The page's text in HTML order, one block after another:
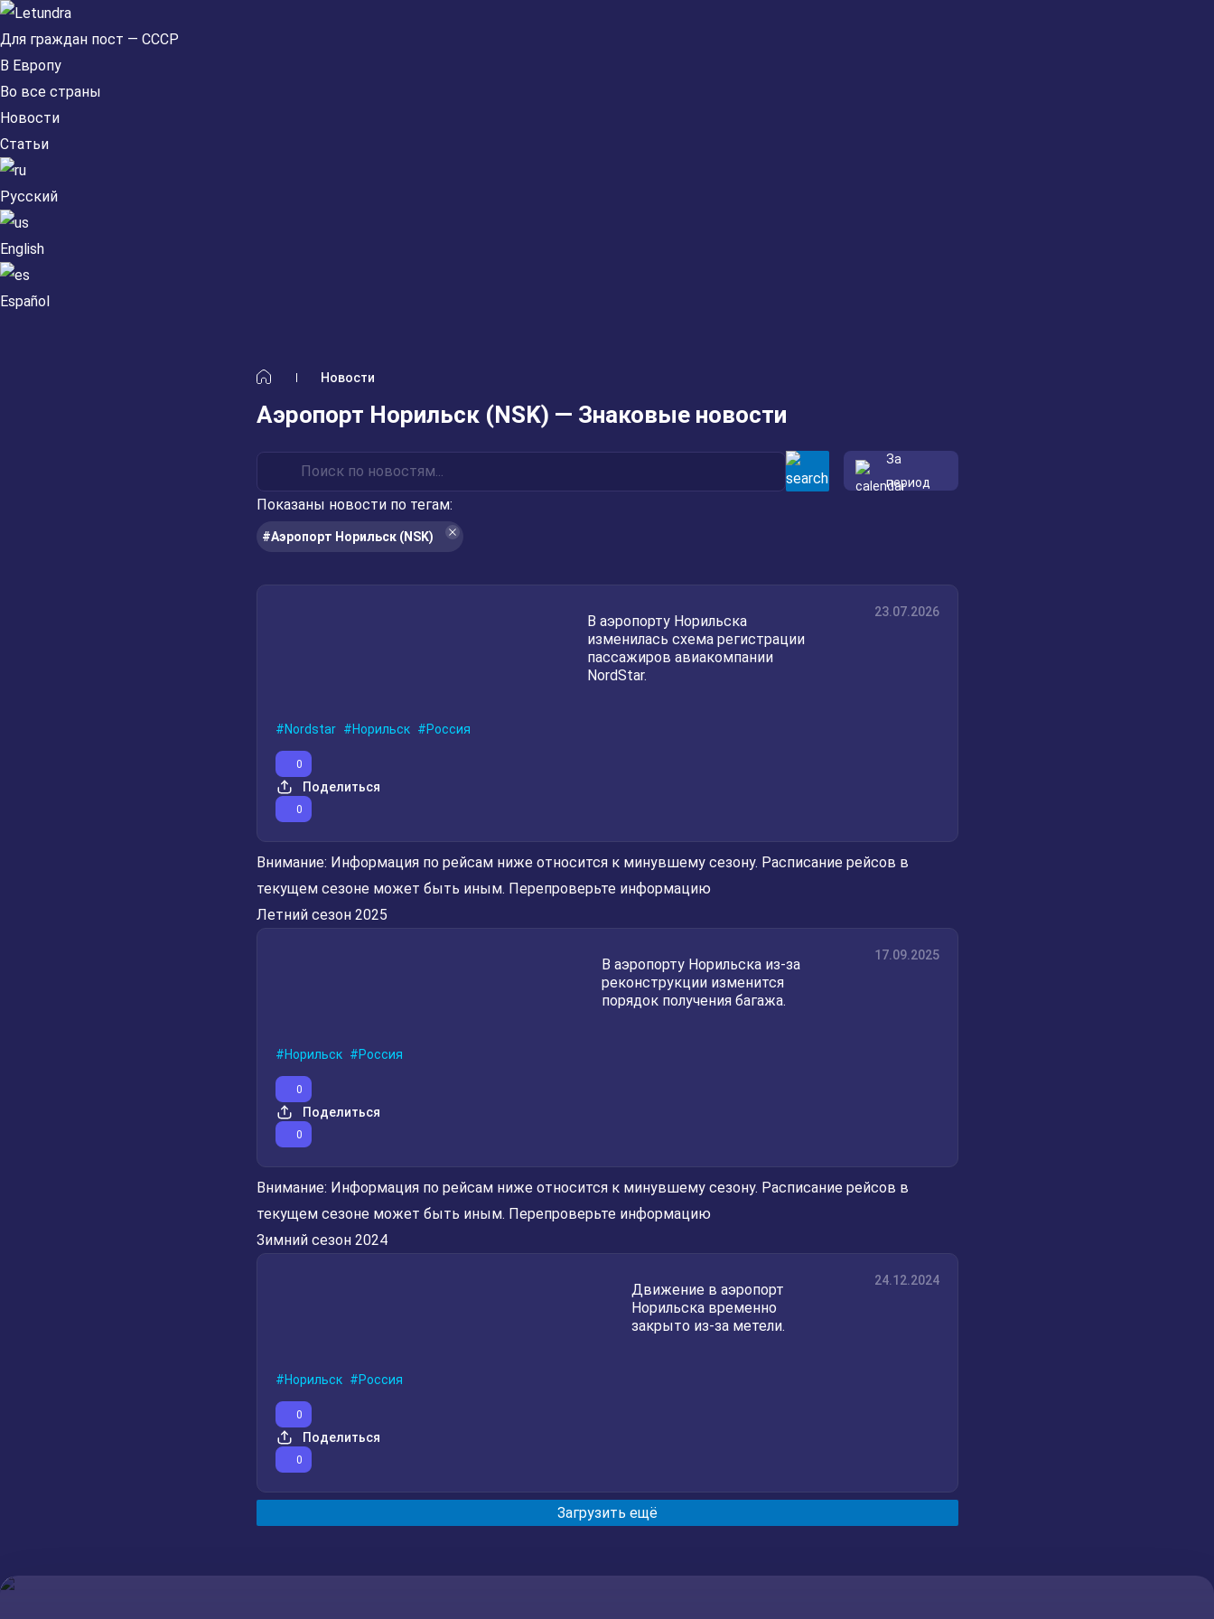
Для граждан пост — СССР
В Европу
Во все страны
Новости
Статьи
Русский
English
Español
Новости
Аэропорт Норильск (NSK) — Знаковые новости
За
период
Показаны новости по тегам:
#Аэропорт Норильск (NSK)
23.07.2026
В аэропорту Норильска
изменилась схема регистрации
пассажиров авиакомпании
NordStar.
Nordstar Норильск Россия
0
Поделиться
0
Внимание: Информация по рейсам ниже относится к минувшему сезону. Расписание рейсов в
текущем сезоне может быть иным. Перепроверьте информацию
Летний сезон 2025
17.09.2025
В аэропорту Норильска из-за
реконструкции изменится
порядок получения багажа.
Норильск Россия
0
Поделиться
0
Внимание: Информация по рейсам ниже относится к минувшему сезону. Расписание рейсов в
текущем сезоне может быть иным. Перепроверьте информацию
Зимний сезон 2024
24.12.2024
Движение в аэропорт
Норильска временно
закрыто из-за метели.
Норильск Россия
0
Поделиться
0
Загрузить ещё